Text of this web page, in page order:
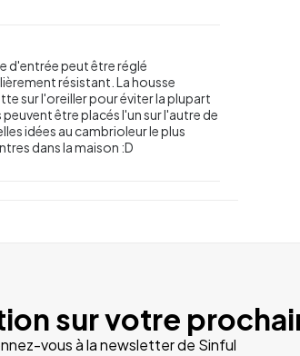
d'entrée peut être réglé
résistant. La housse
sur l'oreiller pour éviter la plupart
être placés l'un sur l'autre de
idées au cambrioleur le plus
dans la maison :D
sur votre
vous à la newsletter de Sinful